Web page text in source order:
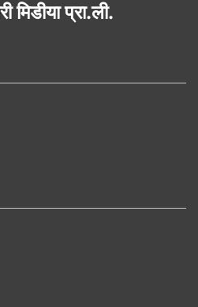
मिडीया प्रा.ली.